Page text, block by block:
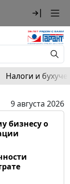
Налоги и
9 августа 2026
бизнесу о